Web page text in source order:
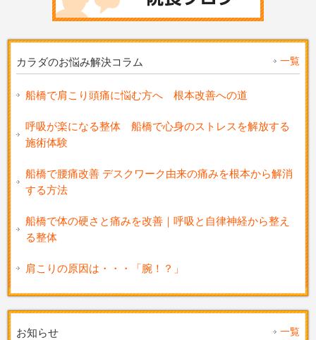
カラダのお悩み解決コラム 一覧
船橋で肩こり頭痛に悩む方へ 根本改善への道
呼吸が楽になる整体 船橋で心身のストレスを解放する
施術体験
船橋で腰痛改善 デスクワーク由来の痛みを根本から解消
する方法
船橋で体の硬さと痛みを改善｜呼吸と自律神経から整え
る整体
肩こりの原因は・・・「腕！？」
お知らせ 一覧